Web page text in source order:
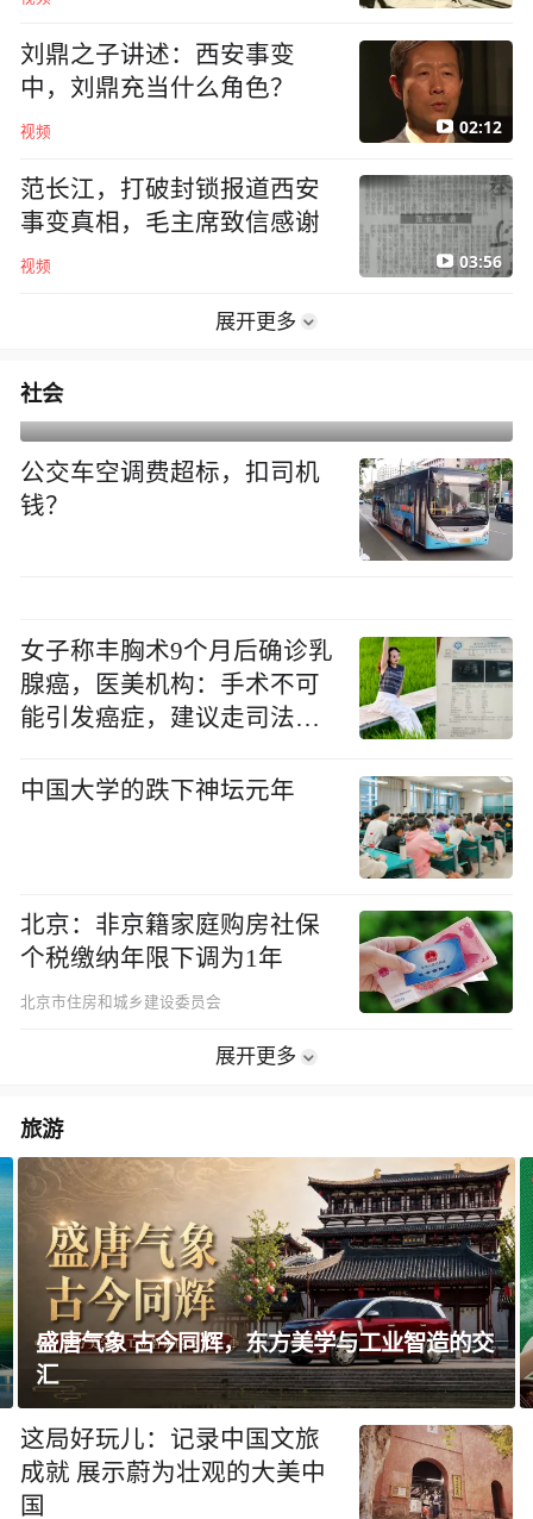
刘鼎之子讲述：西安事变
中，刘鼎充当什么角色？
视频 02:12
范长江，打破封锁报道西安
事变真相，毛主席致信感谢
视频 03:56
展开更多
社会
公交车空调费超标，扣司机
钱？
女子称丰胸术9个月后确诊乳
腺癌，医美机构：手术不可
能引发癌症，建议走司法途
中国大学的跌下神坛元年
北京：非京籍家庭购房社保
个税缴纳年限下调为1年
北京市住房和城乡建设委员会
展开更多
旅游
的交
这局好玩儿·贵州好嘢
这局好玩儿：记录中国文旅
成就 展示蔚为壮观的大美中
国